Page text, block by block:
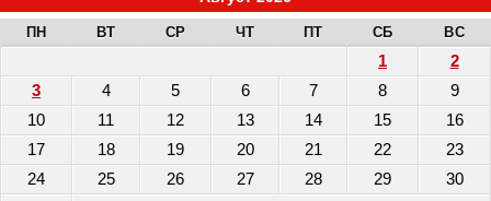
ПН ВТ СР ЧТ ПТ СБ ВС
1
2
3
4 5 6 7 8
9
10
11 12 13 14 15
16
17
18 19 20 21 22
23
24
25 26 27 28 29
30